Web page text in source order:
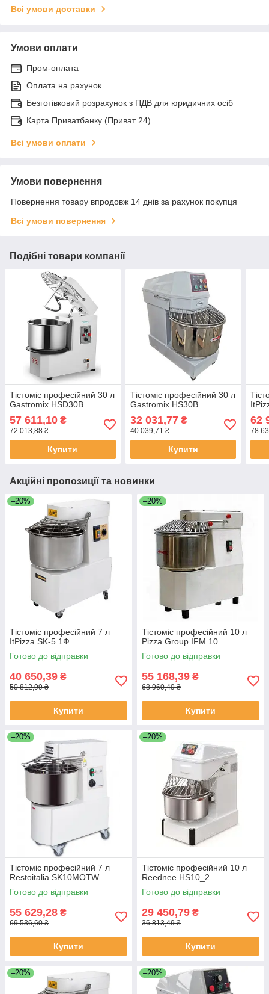
Всі умови доставки
Умови оплати
Пром-оплата
Оплата на рахунок
Безготівковий розрахунок з ПДВ для юридичних осіб
Карта Приватбанку (Приват 24)
Всі умови оплати
Умови повернення
Повернення товару впродовж 14 днів за рахунок покупця
Всі умови повернення
Подібні товари компанії
Тістоміс професійний 30 л
Gastromix HSD30B
57 611,10 ₴
72 013,88 ₴
Купити
Тістоміс професійний 30 л
Gastromix HS30B
32 031,77₴
40 039,71 ₴
Купити
62
78
Акційні пропозиції та новинки
–20%
Тістоміс професійний 7 л
ItPizza SK-5 1Ф
Готово до відправки
40 650,39 ₴
50 812,99 ₴
Купити
–20%
Тістоміс професійний 10 л
Pizza Group IFM 10
Готово до відправки
55 168,39 ₴
68 960,49 ₴
Купити
–20%
Тістоміс професійний 7 л
Restoitalia SK10MOTW
Готово до відправки
55 629,28 ₴
69 536,60 ₴
Купити
–20%
Тістоміс професійний 10 л
Reednee HS10_2
Готово до відправки
29 450,79 ₴
36 813,49 ₴
Купити
–20% –20%